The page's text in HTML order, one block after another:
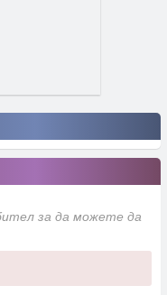
за да можете да